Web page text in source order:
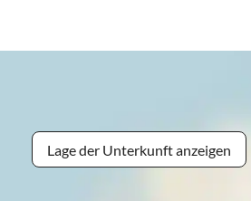
Lage der Unterkunft anzeigen